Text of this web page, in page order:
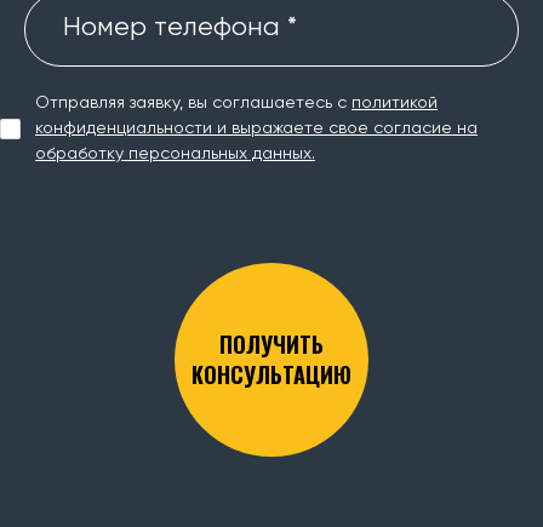
Номер телефона *
Отправляя заявку, вы соглашаетесь с политикой
конфиденциальности и выражаете свое согласие на
обработку персональных данных.
ПОЛУЧИТЬ
КОНСУЛЬТАЦИЮ